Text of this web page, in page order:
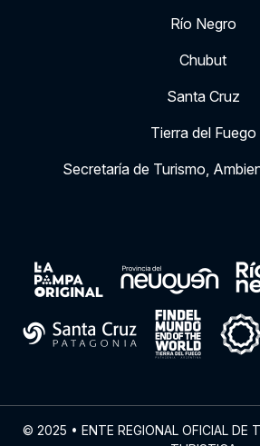
Río Negro
Chubut
Santa Cruz
Tierra del Fuego
Secretaría de Turismo,
© 2025 • ENTE REGIONAL OFICIAL DE